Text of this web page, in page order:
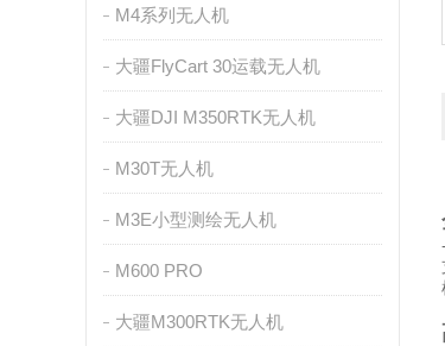
M4系列无人机
大疆FlyCart 30运载无人机
大疆DJI M350RTK无人机
M30T无人机
M3E小型测绘无人机
M600 PRO
大疆M300RTK无人机